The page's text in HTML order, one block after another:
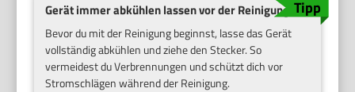
Gerät immer abkühlen lassen vor der Reinigung
Bevor du mit der Reinigung beginnst, lasse das Gerät
vollständig abkühlen und ziehe den Stecker. So
vermeidest du Verbrennungen und schützt dich vor
Stromschlägen während der Reinigung.